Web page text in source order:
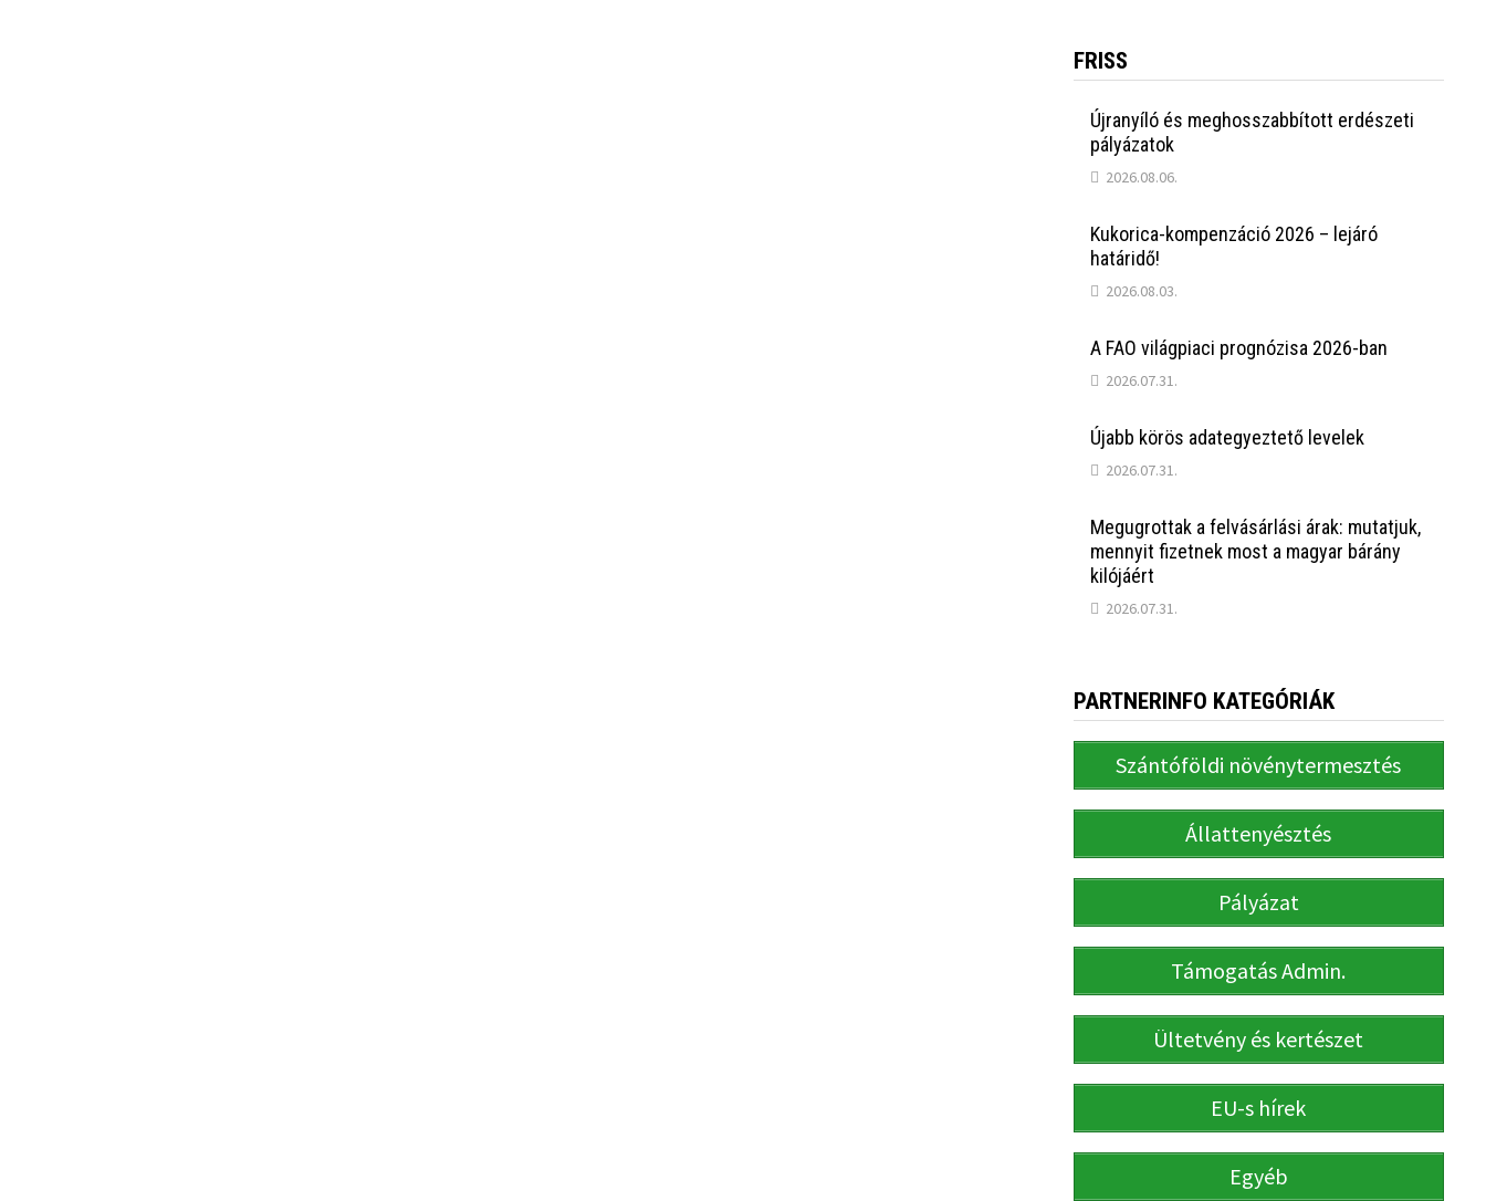
FRISS
Újranyíló és meghosszabbított erdészeti
pályázatok
2026.08.06.
Kukorica-kompenzáció 2026 – lejáró
határidő!
2026.08.03.
A FAO világpiaci prognózisa 2026-ban
2026.07.31.
Újabb körös adategyeztető levelek
2026.07.31.
Megugrottak a felvásárlási árak: mutatjuk,
mennyit fizetnek most a magyar bárány
kilójáért
2026.07.31.
PARTNERINFO KATEGÓRIÁK
Szántóföldi növénytermesztés
Állattenyésztés
Pályázat
Támogatás Admin.
Ültetvény és kertészet
EU-s hírek
Egyéb